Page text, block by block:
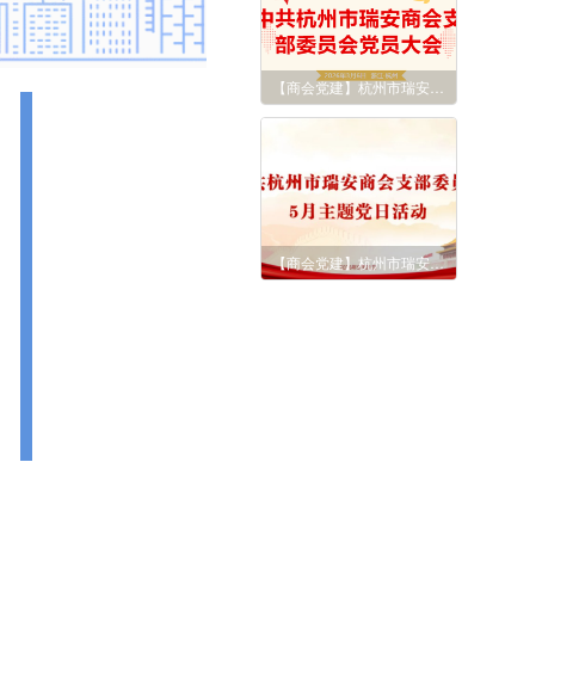
【商会党建】杭州市瑞安商会党支部2026年5月主题党日活动